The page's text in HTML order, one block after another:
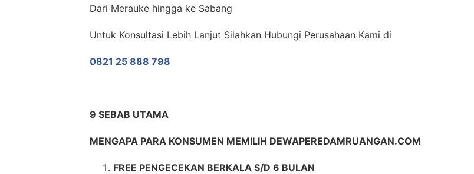
Dari Merauke hingga ke Sabang
Untuk Konsultasi Lebih Lanjut Silahkan Hubungi Perusahaan Kami di
0821 25 888 798
9 SEBAB UTAMA
MENGAPA PARA KONSUMEN MEMILIH DEWAPEREDAMRUANGAN.COM
FREE PENGECEKAN BERKALA S/D 6 BULAN